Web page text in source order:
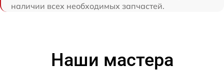
наличии всех необходимых запчастей.
Наши мастера